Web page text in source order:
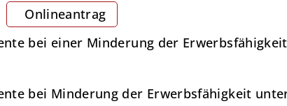
Onlineantrag
bei einer Minderung der
bei Minderung der Erwerbsfähigkeit